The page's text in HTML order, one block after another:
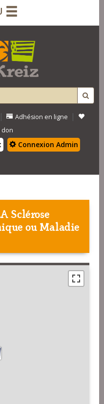
| Adhésion en ligne |
don
Connexion Admin
Sclérose
ou Maladie